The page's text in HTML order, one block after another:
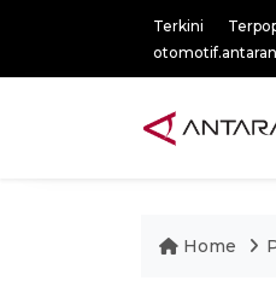
Terkini
Home